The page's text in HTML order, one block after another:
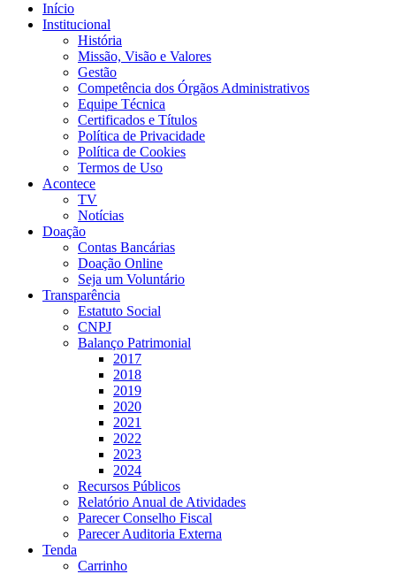
Início
Institucional
História
Missão, Visão e Valores
Gestão
Competência dos Órgãos Administrativos
Equipe Técnica
Certificados e Títulos
Política de Privacidade
Política de Cookies
Termos de Uso
Acontece
TV
Notícias
Doação
Contas Bancárias
Doação Online
Seja um Voluntário
Transparência
Estatuto Social
CNPJ
Balanço Patrimonial
2017
2018
2019
2020
2021
2022
2023
2024
Recursos Públicos
Relatório Anual de Atividades
Parecer Conselho Fiscal
Parecer Auditoria Externa
Tenda
Carrinho